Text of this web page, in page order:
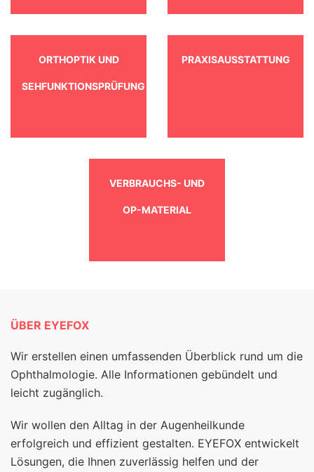
ORTHOPTIK UND
SEHFUNKTIONSPRÜFUNG
PRAXISAUSSTATTUNG
VERBRAUCHS- UND
OP-MATERIAL
ÜBER EYEFOX
Wir erstellen einen umfassenden Überblick rund um die
Ophthalmologie. Alle Informationen gebündelt und
leicht zugänglich.
Wir wollen den Alltag in der Augenheilkunde
erfolgreich und effizient gestalten. EYEFOX entwickelt
Lösungen, die Ihnen zuverlässig helfen und der